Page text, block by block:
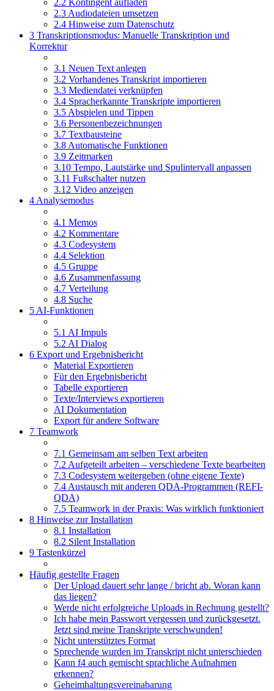
2.2 Kontingent aufladen
2.3 Audiodateien umsetzen
2.4 Hinweise zum Datenschutz
3 Transkriptionsmodus: Manuelle Transkription und
Korrektur
3.1 Neuen Text anlegen
3.2 Vorhandenes Transkript importieren
3.3 Mediendatei verknüpfen
3.4 Spracherkannte Transkripte importieren
3.5 Abspielen und Tippen
3.6 Personenbezeichnungen
3.7 Textbausteine
3.8 Automatische Funktionen
3.9 Zeitmarken
3.10 Tempo, Lautstärke und Spulintervall anpassen
3.11 Fußschalter nutzen
3.12 Video anzeigen
4 Analysemodus
4.1 Memos
4.2 Kommentare
4.3 Codesystem
4.4 Selektion
4.5 Gruppe
4.6 Zusammenfassung
4.7 Verteilung
4.8 Suche
5 AI-Funktionen
5.1 AI Impuls
5.2 AI Dialog
6 Export und Ergebnisbericht
Material Exportieren
Für den Ergebnisbericht
Tabelle exportieren
Texte/Interviews exportieren
AI Dokumentation
Export für andere Software
7 Teamwork
7.1 Gemeinsam am selben Text arbeiten
7.2 Aufgeteilt arbeiten – verschiedene Texte bearbeiten
7.3 Codesystem weitergeben (ohne eigene Texte)
7.4 Austausch mit anderen QDA-Programmen (REFI-
QDA)
7.5 Teamwork in der Praxis: Was wirklich funktioniert
8 Hinweise zur Installation
8.1 Installation
8.2 Silent Installation
9 Tastenkürzel
Häufig gestellte Fragen
Der Upload dauert sehr lange / bricht ab. Woran kann
das liegen?
Werde nicht erfolgreiche Uploads in Rechnung gestellt?
Ich habe mein Passwort vergessen und zurückgesetzt.
Jetzt sind meine Transkripte verschwunden!
Nicht unterstütztes Format
Sprechende wurden im Transkript nicht unterschieden
Kann f4 auch gemischt sprachliche Aufnahmen
erkennen?
Geheimhaltungsvereinabarung